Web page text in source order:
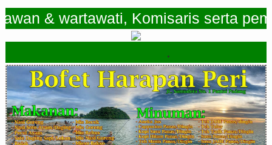
& wartawati, Komisaris serta